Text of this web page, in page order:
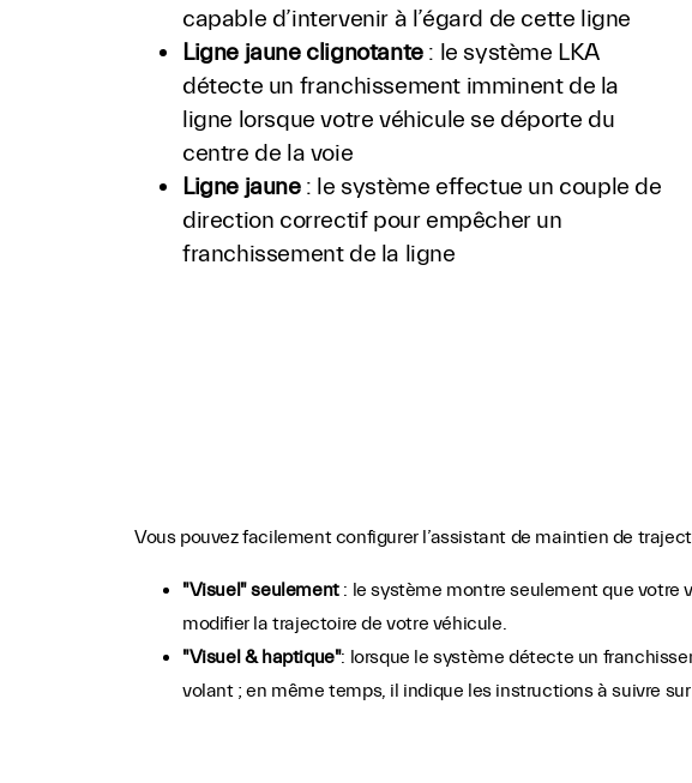
capable d’intervenir à l’égard de cette ligne
Ligne jaune clignotante: le système LKA
détecte un franchissement imminent de la
ligne lorsque votre véhicule se déporte du
centre de la voie
Ligne jaune: le système effectue un couple de
direction correctif pour empêcher un
franchissement de la ligne
Vous pouvez facilement configurer l’assistant de maintien de
"Visuel" seulement: le système montre seulement que votre
modifier la trajectoire de votre véhicule.
"Visuel & haptique": lorsque le système détecte un
volant ; en même temps, il indique les instructions à suivre